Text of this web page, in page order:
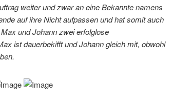
weiter und zwar an eine Bekannte namens
auf ihre Nicht aufpassen und hat somit auch
und Johann zwei erfolglose
ist dauerbekifft und Johann gleich mit, obwohl